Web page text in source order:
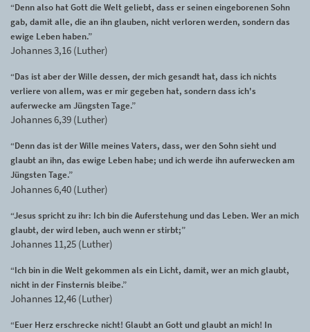
“Denn also hat Gott die Welt geliebt, dass er seinen eingeborenen Sohn
gab, damit alle, die an ihn glauben, nicht verloren werden, sondern das
ewige Leben haben.”
Johannes 3,16 (Luther)
“Das ist aber der Wille dessen, der mich gesandt hat, dass ich nichts
verliere von allem, was er mir gegeben hat, sondern dass ich's
auferwecke am Jüngsten Tage.”
Johannes 6,39 (Luther)
“Denn das ist der Wille meines Vaters, dass, wer den Sohn sieht und
glaubt an ihn, das ewige Leben habe; und ich werde ihn auferwecken am
Jüngsten Tage.”
Johannes 6,40 (Luther)
“Jesus spricht zu ihr: Ich bin die Auferstehung und das Leben. Wer an mich
glaubt, der wird leben, auch wenn er stirbt;”
Johannes 11,25 (Luther)
“Ich bin in die Welt gekommen als ein Licht, damit, wer an mich glaubt,
nicht in der Finsternis bleibe.”
Johannes 12,46 (Luther)
“Euer Herz erschrecke nicht! Glaubt an Gott und glaubt an mich! In